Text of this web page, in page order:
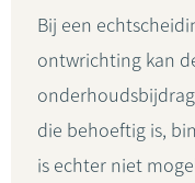
Bij een
ontwrichting kan
die behoeftig is,
is echter niet